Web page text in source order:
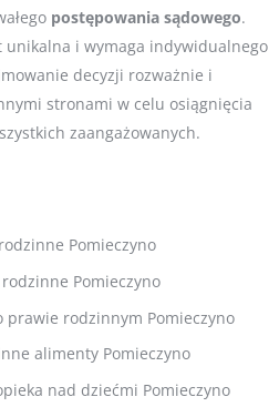
postępowania sądowego.
unikalna i wymaga indywidualnego
decyzji rozważnie i
stronami w celu osiągnięcia
zaangażowanych.
Pomieczyno
Pomieczyno
prawie rodzinnym Pomieczyno
alimenty Pomieczyno
nad dziećmi Pomieczyno